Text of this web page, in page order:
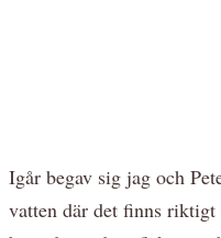
Igår begav sig jag och
vatten där det finns